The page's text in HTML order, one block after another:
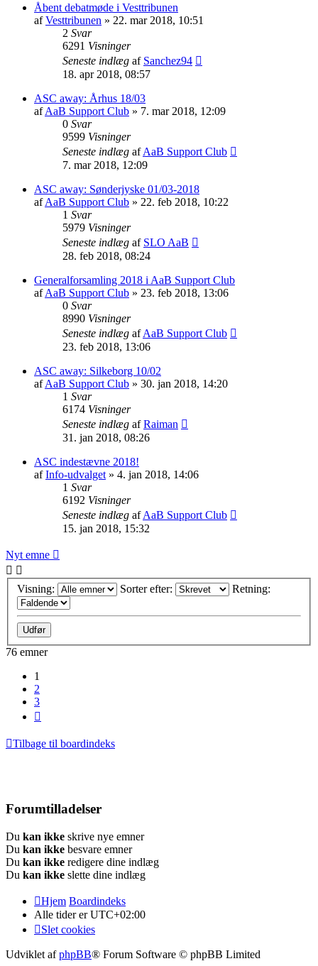
Åbent debatmøde i Vesttribunen
afVesttribunen » 22. mar 2018, 10:51
2 Svar
6291 Visninger
Seneste indlæg af Sanchez94
18. apr 2018, 08:57
ASC away: Århus 18/03
afAaB Support Club » 7. mar 2018, 12:09
0 Svar
9599 Visninger
Seneste indlæg afAaB Support Club
7. mar 2018, 12:09
ASC away: Sønderjyske 01/03-2018
afAaB Support Club » 22. feb 2018, 10:22
1 Svar
5979 Visninger
Seneste indlæg af SLO AaB
28. feb 2018, 08:24
Generalforsamling 2018 i AaB Support Club
afAaB Support Club » 23. feb 2018, 13:06
0 Svar
8990 Visninger
Seneste indlæg afAaB Support Club
23. feb 2018, 13:06
ASC away: Silkeborg 10/02
afAaB Support Club » 30. jan 2018, 14:20
1 Svar
6174 Visninger
Seneste indlæg afRaiman
31. jan 2018, 08:26
ASC indestævne 2018!
afInfo-udvalget » 4. jan 2018, 14:06
1 Svar
6192 Visninger
Seneste indlæg afAaB Support Club
15. jan 2018, 15:32
Nyt emne
Visning: Sorter efter: Retning:
76 emner
1
2
3
Tilbage til boardindeks
Forumtilladelser
Du kan ikke skrive nye emner
Du kan ikke besvare emner
Du kan ikke redigere dine indlæg
Du kan ikke slette dine indlæg
Hjem Boardindeks
Alle tider erUTC+02:00
Slet cookies
Udviklet afphpBB® Forum Software © phpBB Limited